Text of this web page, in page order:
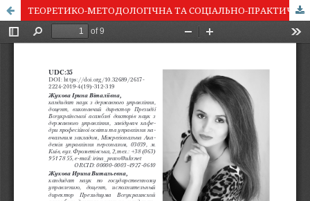
ТЕОРЕТИКО-МЕТОДОЛОГІЧНА ТА СОЦІАЛЬНО-ПРАКТИЧНА АКТУАЛІЗАЦІЯ РОЛІ КОМУНІКАЦІЇ